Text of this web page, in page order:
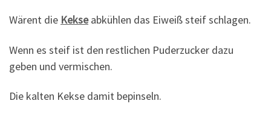
Wärent die Kekseabkühlen das Eiweiß steif schlagen.
Wenn es steif ist den restlichen Puderzucker dazu
geben und vermischen.
Die kalten Kekse damit bepinseln.